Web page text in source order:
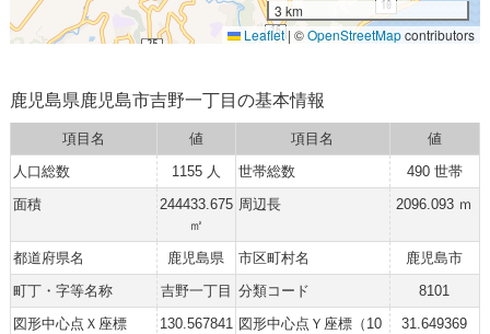
3 km
Leaflet | ©OpenStreetMapcontributors
鹿児島県鹿児島市吉野一丁目の基本情報
項目名 値 項目名
値
人口総数
1155 人 世帯総数
490 世帯
面積
244433.675
㎡
周辺長 2096.093 ｍ
都道府県名 鹿児島県 市区町村名
鹿児島市
町丁・字等名称
吉野一丁目 分類コード
8101
図形中心点Ｘ座標
130.567841 図形中心点Ｙ座標（10
31.649369